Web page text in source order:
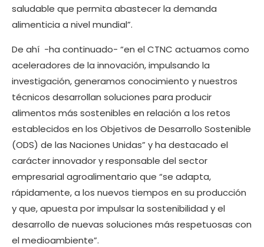
saludable que permita abastecer la demanda
alimenticia a nivel mundial”.
De ahí -ha continuado- “en el CTNC actuamos como
aceleradores de la innovación, impulsando la
investigación, generamos conocimiento y nuestros
técnicos desarrollan soluciones para producir
alimentos más sostenibles en relación a los retos
establecidos en los Objetivos de Desarrollo Sostenible
(ODS) de las Naciones Unidas” y ha destacado el
carácter innovador y responsable del sector
empresarial agroalimentario que “se adapta,
rápidamente, a los nuevos tiempos en su producción
y que, apuesta por impulsar la sostenibilidad y el
desarrollo de nuevas soluciones más respetuosas con
el medioambiente”.